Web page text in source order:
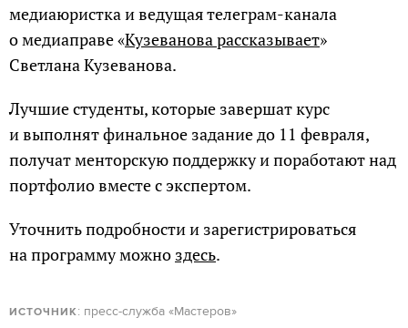
медиаюристка и ведущая телеграм-канала
о медиаправе «Кузеванова рассказывает»
Светлана Кузеванова.
Лучшие студенты, которые завершат курс
и выполнят финальное задание до 11 февраля,
получат менторскую поддержку и поработают над
портфолио вместе с экспертом.
Уточнить подробности и зарегистрироваться
на программу можно здесь.
ИСТОЧНИК: пресс-служба «Мастеров»